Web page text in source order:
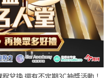
兌換 還有不定期3C抽獎活動！